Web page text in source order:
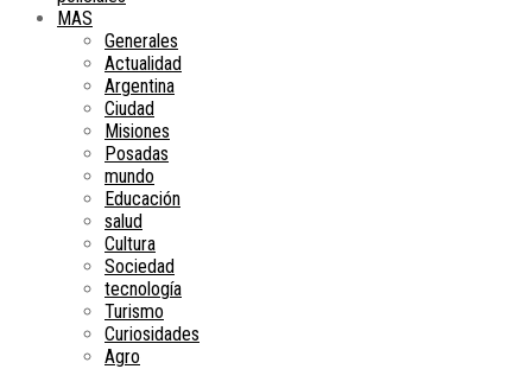
MAS
Generales
Actualidad
Argentina
Ciudad
Misiones
Posadas
mundo
Educación
salud
Cultura
Sociedad
tecnología
Turismo
Curiosidades
Agro